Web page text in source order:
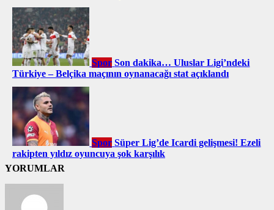
Spor Son dakika… Uluslar Ligi’ndeki
Türkiye – Belçika maçının oynanacağı stat açıklandı
Spor Süper Lig’de Icardi gelişmesi! Ezeli
rakipten yıldız oyuncuya şok karşılık
YORUMLAR